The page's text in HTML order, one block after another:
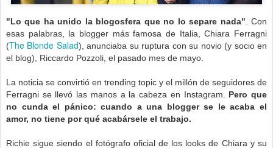
"Lo que ha unido la blogosfera que no lo separe nada" . Con
esas palabras, la blogger más famosa de Italia, Chiara Ferragni
(The Blonde Salad), anunciaba su ruptura con su novio (y socio en
el blog), Riccardo Pozzoli, el pasado mes de mayo.
La noticia se convirtió en trending topic y el millón de seguidores de
Ferragni se llevó las manos a la cabeza en Instagram.
Pero que
no cunda el pánico: cuando a una blogger se le acaba el
amor, no tiene por qué acabársele el trabajo.
Richie sigue siendo el fotógrafo oficial de los looks de Chiara y su